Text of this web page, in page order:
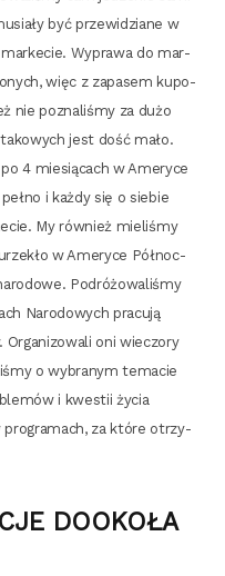
być prze­wi­dzia­ne w
Wypra­wa do mar­
więc z zapa­sem kupo­
nie pozna­li­śmy za dużo
jest dość mało.
4 mie­sią­cach w Ame­ry­ce
i każ­dy się o sie­bie
My rów­nież mie­li­śmy
w Ame­ry­ce Pół­noc­
Podró­żo­wa­li­śmy
Naro­do­wych pra­cu­ją
Orga­ni­zo­wa­li oni wie­czo­ry
o wybra­nym tema­cie
i kwe­stii życia
pro­gra­mach, za któ­re otrzy­
DOOKOŁA